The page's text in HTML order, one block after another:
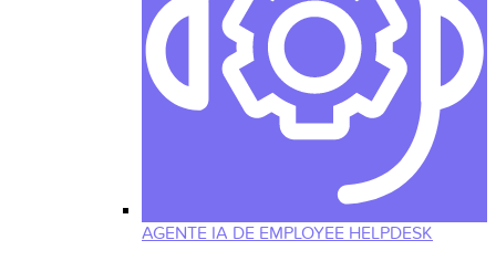
AGENTE IA DE EMPLOYEE HELPDESK